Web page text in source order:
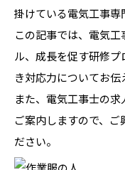
掛けている電気工事専
この記事では、電気
ル、成長を促す研修
き対応力についてお伝
また、電気工事士の
ご案内しますので、
ださい。